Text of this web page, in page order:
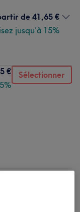
de 41,65 €
jusqu'à 15%
€
Sélectionner
à partir de